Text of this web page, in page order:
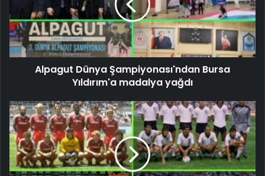
Alpagut Dünya Şampiyonası'ndan Bursa
Yıldırım'a madalya yağdı